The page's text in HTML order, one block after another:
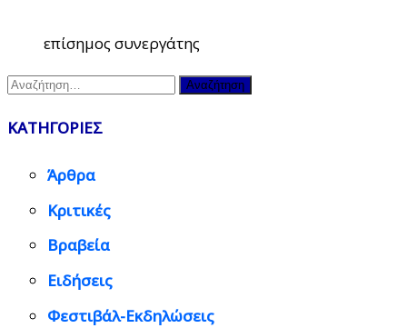
επίσημος συνεργάτης
Αναζήτηση
ΚΑΤΗΓΟΡΙΕΣ
Άρθρα
Κριτικές
Βραβεία
Ειδήσεις
Φεστιβάλ-Εκδηλώσεις